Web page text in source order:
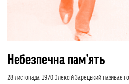
Небезпечна пам’ять
28 листопада 1970 Олексій Зарецький називає